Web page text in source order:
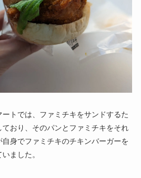
トでは、ファミチキをサンドするた
おり、そのパンとファミチキをそれ
身でファミチキのチキンバーガーを
ました。